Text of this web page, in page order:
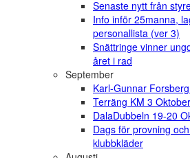
Senaste nytt från
Info inför 25manna,
personallista (ver 3)
Snättringe vinner
året i rad
September
Karl-Gunnar
Terräng KM 3 Oktober
DalaDubbeln 19-20
Dags för provning
klubbkläder